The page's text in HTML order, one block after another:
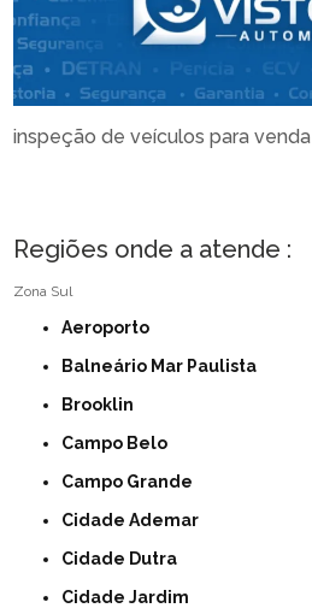
inspeção de veículos para venda
Regiões onde a atende :
Zona Sul
Aeroporto
Balneário Mar Paulista
Brooklin
Campo Belo
Campo Grande
Cidade Ademar
Cidade Dutra
Cidade Jardim